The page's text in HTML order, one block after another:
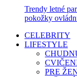
Trendy letné
pokožky
CELEBRITY
LIFESTYLE
PRE